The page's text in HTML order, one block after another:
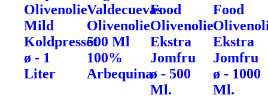
Olivenolie
Mild
Koldpresset
ø - 1
Liter
Valdecuevas
Olivenolie
500 Ml
100%
Arbequina
Food
Olivenolie
Ekstra
Jomfru
ø - 500
Ml.
Food
Ekstra
Jomfru
ø - 1000
Ml.